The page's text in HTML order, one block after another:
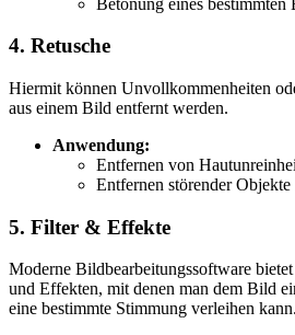
4. Retusche
Hiermit können Unvollkommenheiten
aus einem Bild entfernt werden.
Anwendung:
Entfernen von
Entfernen störender
5. Filter & Effekte
Moderne Bildbearbeitungssoftware
und Effekten, mit denen man dem Bild
eine bestimmte Stimmung verleihen kann.